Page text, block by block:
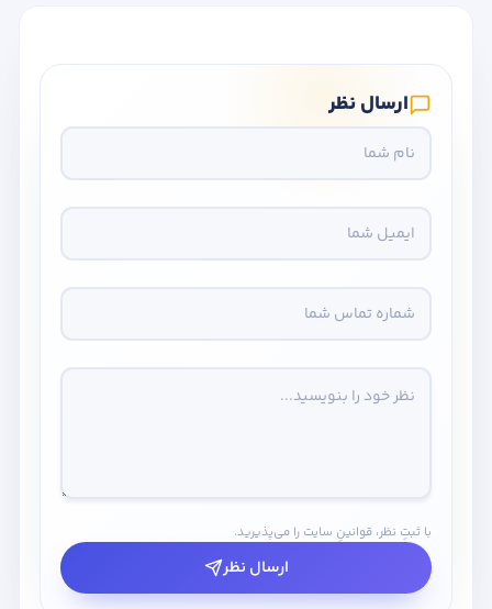
ارسال نظر
با ثبتِ نظر، قوانینِ سایت را می‌پذیرید.
ارسال نظر